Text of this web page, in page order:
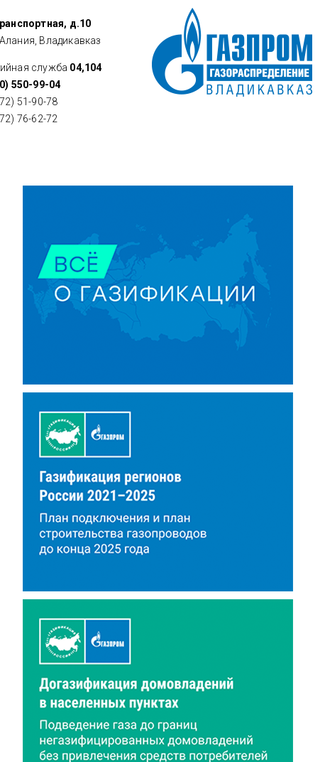
д.10
Владикавказ
служба 04,104
550-99-04
51-90-78
76-62-72